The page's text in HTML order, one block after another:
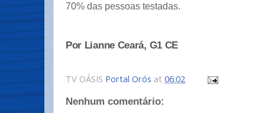
70% das pessoas testadas.
Por Lianne Ceará, G1 CE
TV OÁSIS Portal Orós at 06:02
Nenhum comentário: